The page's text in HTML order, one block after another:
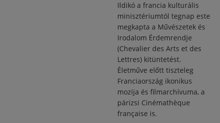
Ildikó a francia kulturális
minisztériumtól tegnap este
megkapta a Művészetek és
Irodalom Érdemrendje
(Chevalier des Arts et des
Lettres) kitüntetést.
Életműve előtt tiszteleg
Franciaország ikonikus
mozija és filmarchívuma, a
párizsi Cinémathèque
française is.